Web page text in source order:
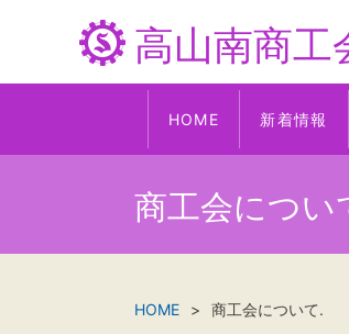
高山南商工
HOME 新着情報
商工会につい
HOME 商工会について.